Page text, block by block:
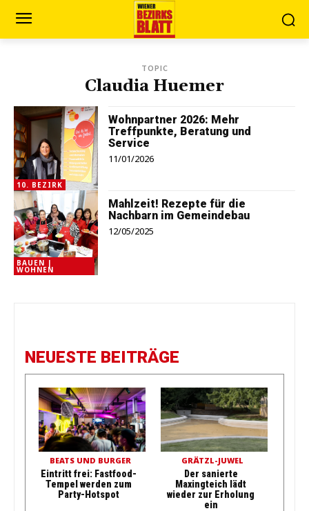
TOPIC
Claudia Huemer
10. BEZIRK
Wohnpartner 2026: Mehr
Treffpunkte, Beratung und
Service
11/01/2026
BAUEN |
WOHNEN
Mahlzeit! Rezepte für die
Nachbarn im Gemeindebau
12/05/2025
NEUESTE BEITRÄGE
BEATS UND BURGER
Eintritt frei: Fastfood-
Tempel werden zum
Party-Hotspot
GRÄTZL-JUWEL
Der sanierte
Maxingteich lädt
wieder zur Erholung
ein